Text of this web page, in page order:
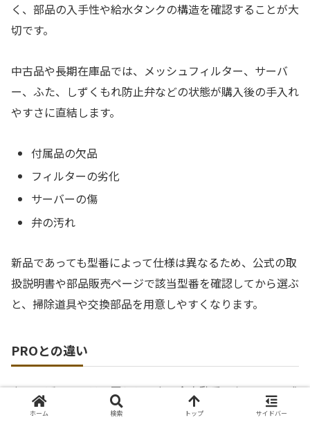
く、部品の入手性や給水タンクの構造を確認することが大
切です。
中古品や長期在庫品では、メッシュフィルター、サーバ
ー、ふた、しずくもれ防止弁などの状態が購入後の手入れ
やすさに直結します。
付属品の欠品
フィルターの劣化
サーバーの傷
弁の汚れ
新品であっても型番によって仕様は異なるため、公式の取
扱説明書や部品販売ページで該当型番を確認してから選ぶ
と、掃除道具や交換部品を用意しやすくなります。
PROとの違い
カフェばこPROは、同じシロカの全自動系でも、コーン式
ミルや豆の自動計量などを備えた上位寄りのシリーズとし
ホーム 検索 トップ サイドバー